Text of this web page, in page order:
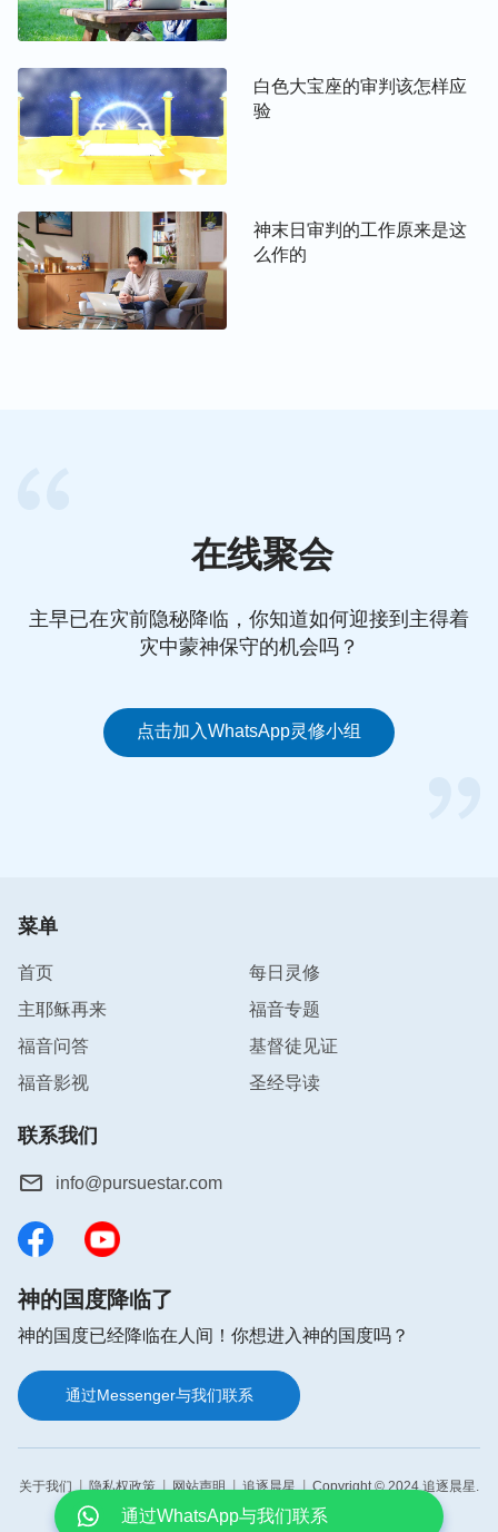
只作一步或两步工作就能把人拯救得彻底，而是借着
三步作工，即律法时代、恩典时代、国度时代这三步
工作才把人类从撒但权下彻底拯救出来，神的三步作
工才是神拯救人类的完整工作。律法时代耶和华神颁
布律法和诫命是为了带领人类在地上生活，借着神颁
布的律法与诫命让人知道神祝福什么人、咒诅什么
法时代后期，因着人类被撒但败坏越来越深，人都活
在了罪中，守不住律法了，面临被律法定罪、咒诅的
危险。所以恩典时代主耶稣来了，作了救赎工作，亲
自担当了赎罪祭，让人认罪悔改，使人罪得赦免，免
苦啊！到底怎样才能脱离罪的捆绑辖制呢？”这是所
有信主之人共同的经历与体会。但人自己没法解决罪
恶的本性，任何人都作不了拯救人类的工作，只有神
——造物的主能拯救人类脱离撒但、脱离罪恶，把人
带领人就能将人带入合适的归宿之中，他既造人、既
经营人就要对人的命运前途负责，这才是造物的主作
但性情，使人脱离罪恶达到蒙拯救被神得着。末世神
类最关键的一步工作，正应验了主耶稣的预言：“
还有好些事要告诉你们，但你们现在担当不了（或
作：不能领会）。只等真理的圣灵 来了，他要引导你
们进入一切的真理……
”（约16：12-13）这“真理的
的。人只有接受顺服神末世的审判工作，才能达到蒙
人都能证实的。这样交通，大家应该明白神末世为什
么作审判工作了吧？
现在我们知道了，神的审判刑罚是对人类最大的拯救
啊，人若不经历神的审判刑罚，人的撒但本性就没法
解决，人就不能真实归向神被神得着，人类也没有资
格享受神的应许，得着美好的归宿，这是谁也否认不
了的事实。但有很多人不明白，神审判刑罚人的意义
是什么？神的审判刑罚对人到底是定罪还是拯救？这
意。我们来读几段神的话吧。
白色大宝座的审判该怎样应
验
神末日审判的工作原来是这
么作的
在线聚会
主早已在灾前隐秘降临，你知道如何迎接到主得着
灾中蒙神保守的机会吗？
点击加入WhatsApp灵修小组
菜单
首页
每日灵修
主耶稣再来
福音专题
福音问答
基督徒见证
福音影视
圣经导读
联系我们
info@pursuestar.com
神的国度降临了
神的国度已经降临在人间！你想进入神的国度吗？
通过Messenger与我们联系
关于我们 隐私权政策 网站声明 追逐晨星
Copyright © 2024 追逐晨星.
All rights reserved.
通过WhatsApp与我们联系